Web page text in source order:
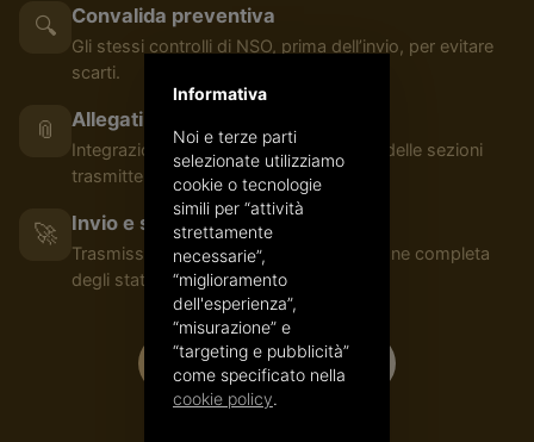
🔍 Convalida preventiva
Gli stessi controlli di NSO, prima dell’invio, per evitare
scarti.
📎 Allegati e integrazioni
Integrazione di allegati e sovrascrittura delle sezioni
trasmittente/emittente.
🚀 Invio e stati di ritorno
Trasmissione a NSO via Peppol e gestione completa
degli stati.
Acquista nel Catalogo
Informativa
Noi e terze parti
selezionate utilizziamo
cookie o tecnologie
simili per “attività
strettamente
necessarie”,
“miglioramento
dell'esperienza”,
“misurazione” e
“targeting e pubblicità”
come specificato nella
cookie policy.